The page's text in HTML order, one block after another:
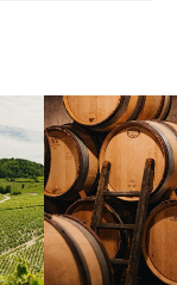
Instagram